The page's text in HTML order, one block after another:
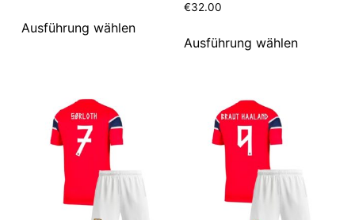
Ausführung wählen
€32.00
Ausführung wählen